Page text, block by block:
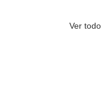
Ver todo